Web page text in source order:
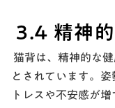
3.4 精神
猫背は、精神的な
とされています。
トレスや不安感が